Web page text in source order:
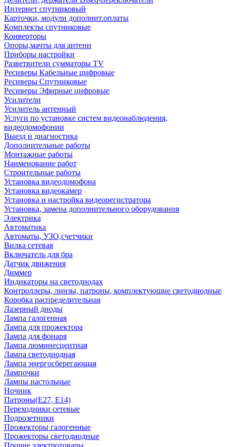
Интернет спутниковый
Карточки, модули дополнит.оплаты
Комплекты спутниковые
Конверторы
Опоры,мачты для антенн
Приборы настройки
Разветвители сумматоры TV
Ресиверы Кабельные цифровые
Ресиверы Спутниковые
Ресиверы Эфирные цифровые
Усилители
Усилитель антенный
Услуги по установке систем видеонаблюдения,
видеодомофонии
Выезд и диагностика
Дополнительные работы
Монтажные работы
Наименование работ
Строительные работы
Установка видеодомофона
Установка видеокамер
Установка и настройка видеорегистратора
Установка, замена дополнительного оборудования
Электрика
Автоматика
Автоматы, УЗО,счетчики
Вилка сетевая
Включатель для бра
Датчик движения
Диммер
Индикаторы на светодиодах
Контроллеры, линзы, патроны, комплектующие светодиодные
Коробка распределительная
Лазерный диоды
Лампа галогенная
Лампа для прожектора
Лампа для фонаря
Лампа люминесцентная
Лампа светодиодная
Лампа энергосберегающая
Лампочки
Лампы настольные
Ночник
Патроны(Е27, Е14)
Переходники сетевые
Подрозетники
Прожекторы галогенные
Прожекторы светодиодные
Прочие электротовары